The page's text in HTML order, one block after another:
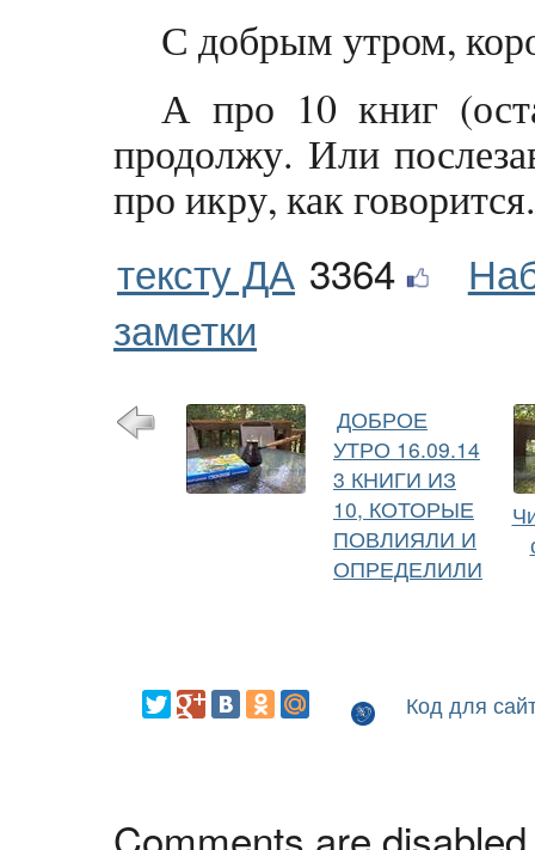
С добрым утром,
А про 10 книг
продолжу. Или
про икру, как
тексту ДА 3364
заметки
ДОБРОЕ
УТРО 16.09.14
3 КНИГИ ИЗ
10, КОТОРЫЕ
ПОВЛИЯЛИ И
ОПРЕДЕЛИЛИ
Код для